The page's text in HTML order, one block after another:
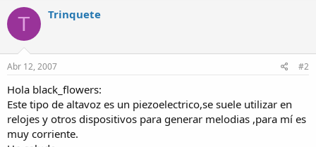
T Trinquete
Abr 12, 2007 #2
Hola black_flowers:
Este tipo de altavoz es un piezoelectrico,se suele utilizar en
relojes y otros dispositivos para generar melodias ,para mí es
muy corriente.